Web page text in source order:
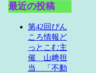
最近の投稿
第42回ぴん
ころ情報ど
っとこむ主
催 山﨑担
当 「不動